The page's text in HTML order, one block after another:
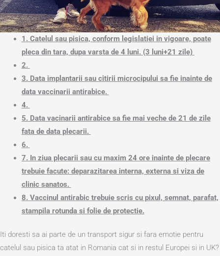
1. Catelul sau pisica, conform legislatiei in vigoare, poate
pleca din tara, dupa varsta de 4 luni. (3 luni+21 zile)
2.
3. Data implantarii sau citirii microcipului sa fie inainte de
data vaccinarii antirabice.
4.
5. Data vacinarii antirabice sa fie mai veche de 21 de zile
fata de data plecarii.
6.
7. In ziua plecarii sau cu maxim 24 ore inainte de plecare
trebuie facute: deparazitarea interna, externa si viza de
clinic sanatos.
8. Vaccinul antirabic trebuie scris cu pixul, semnat, parafat,
stampila rotunda si folie de protectie.
Iti doresti sa ai parte de un transport sigur si fara emotie pentru
catelul sau pisica ta atat in Romania cat si in restul Europei si in UK?